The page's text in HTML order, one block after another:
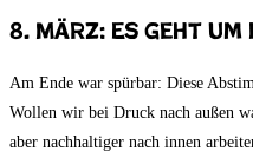
8. März: Es geht
Am Ende war spürbar: Diese
Wollen wir bei Druck nach außen
aber nachhaltiger nach innen